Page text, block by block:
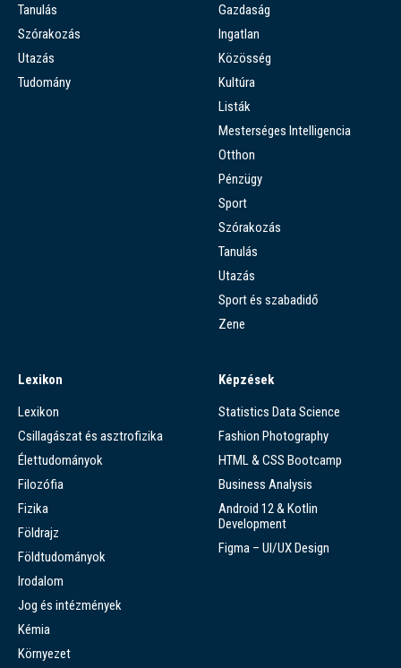
Tanulás
Szórakozás
Utazás
Tudomány
Gazdaság
Ingatlan
Közösség
Kultúra
Listák
Mesterséges Intelligencia
Otthon
Pénzügy
Sport
Szórakozás
Tanulás
Utazás
Sport és szabadidő
Zene
Lexikon
Lexikon
Csillagászat és asztrofizika
Élettudományok
Filozófia
Fizika
Földrajz
Földtudományok
Irodalom
Jog és intézmények
Kémia
Környezet
Képzések
Statistics Data Science
Fashion Photography
HTML & CSS Bootcamp
Business Analysis
Android 12 & Kotlin
Development
Figma – UI/UX Design